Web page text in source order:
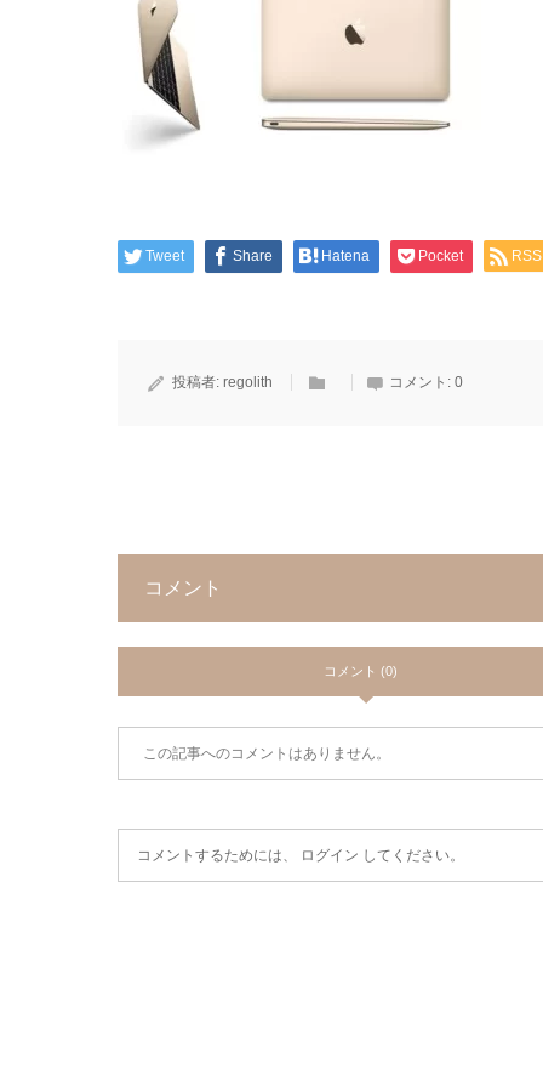
Tweet Share Hatena Pocket RSS
投稿者: regolith コメント: 0
コメント
コメント (0)
この記事へのコメントはありません。
コメントするためには、 ログイン してください。